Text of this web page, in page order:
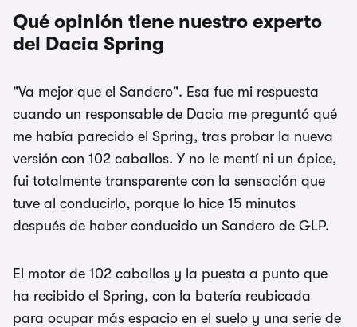
Qué opinión tiene nuestro experto
del Dacia Spring
"Va mejor que el Sandero". Esa fue mi respuesta
cuando un responsable de Dacia me preguntó qué
me había parecido el Spring, tras probar la nueva
versión con 102 caballos. Y no le mentí ni un ápice,
fui totalmente transparente con la sensación que
tuve al conducirlo, porque lo hice 15 minutos
después de haber conducido un Sandero de GLP.
El motor de 102 caballos y la puesta a punto que
ha recibido el Spring, con la batería reubicada
para ocupar más espacio en el suelo y una serie de